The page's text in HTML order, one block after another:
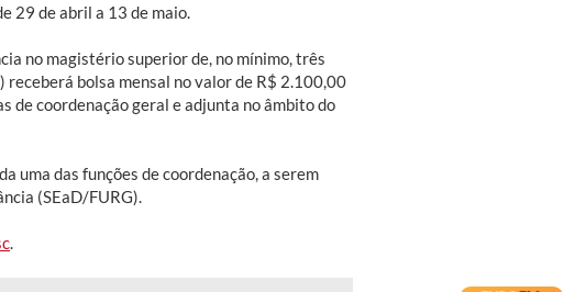
29 de abril a 13 de maio.
no magistério superior de, no mínimo, três
bolsa mensal no valor de R$ 2.100,00
de coordenação geral e adjunta no âmbito do
uma das funções de coordenação, a serem
(SEaD/FURG).